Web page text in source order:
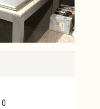
ロイ タイプ3
エンブレム
G